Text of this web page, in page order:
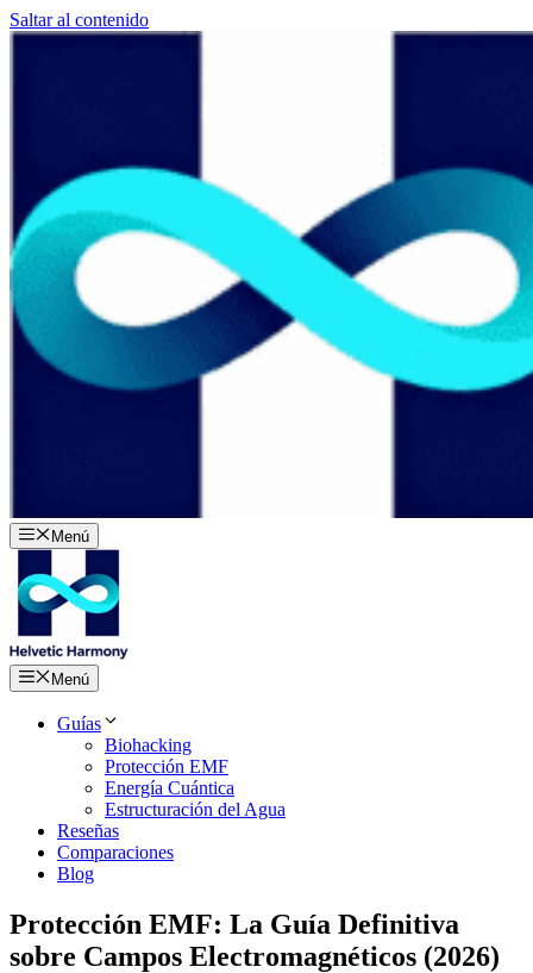
Saltar al contenido
Menú
Menú
Guías
Biohacking
Protección EMF
Energía Cuántica
Estructuración del Agua
Reseñas
Comparaciones
Blog
Protección EMF: La Guía Definitiva
sobre Campos Electromagnéticos (2026)